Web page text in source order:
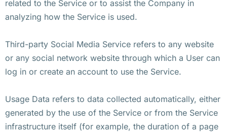
related to the Service or to assist the Company in
analyzing how the Service is used.
Third-party Social Media Service refers to any website
or any social network website through which a User can
log in or create an account to use the Service.
Usage Data refers to data collected automatically, either
generated by the use of the Service or from the Service
infrastructure itself (for example, the duration of a page